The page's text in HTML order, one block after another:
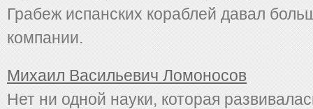
Грабеж испанских кораблей давал
компании.
Михаил Васильевич Ломоносов
Нет ни одной науки, которая